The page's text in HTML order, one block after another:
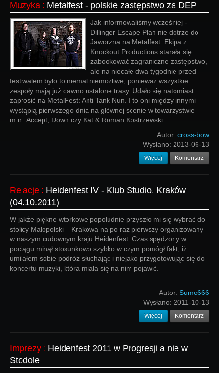
Muzyka : Metalfest - polskie zastępstwo za DEP
Jak informowaliśmy wcześniej -
Dillinger Escape Plan nie dotrze do
Jaworzna na Metalfest. Ekipa z
Knockout Productions starała się
zabookować zagraniczne zastępstwo,
ale na niecałe dwa tygodnie przed
festiwalem było to niemal niemożliwe, ponieważ wszystkie
zespoły mają już dawno ustalone trasy. Udało się natomiast
zaprosić na MetalFest: Anti Tank Nun. I to oni między innymi
wystąpią pierwszego dnia na głównej scenie w towarzystwie
m.in. Accept, Down czy Kat & Roman Kostrzewski.
Autor: cross-bow
Wysłano: 2013-06-13
Więcej Komentarz
Relacje : Heidenfest IV - Klub Studio, Kraków
(04.10.2011)
W jakże piękne wtorkowe popołudnie przyszło mi się wybrać do
stolicy Małopolski – Krakowa na po raz pierwszy organizowany
w naszym cudownym kraju Heidenfest. Czas spędzony w
pociągu minął stosunkowo szybko w czym pomógł fakt, iż
umilałem sobie podróż słuchając i niejako przygotowując się do
koncertu muzyki, która miała się na nim pojawić.
Autor: Sumo666
Wysłano: 2011-10-13
Więcej Komentarz
Imprezy : Heidenfest 2011 w Progresji a nie w
Stodole